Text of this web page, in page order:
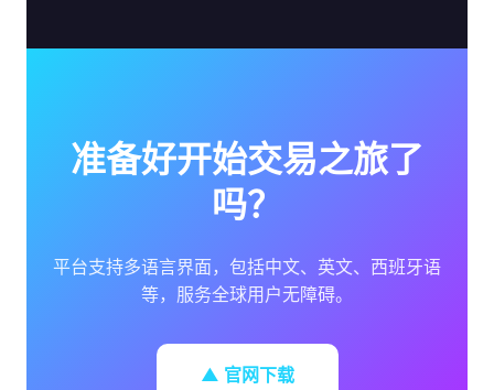
准备好开始交易之旅了
吗？
平台支持多语言界面，包括中文、英文、西班牙语
等，服务全球用户无障碍。
▲ 官网下载